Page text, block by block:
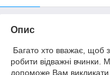
Опис
Багато хто вважає, щоб
робити відважні вчинки.
допоможе Вам викликати